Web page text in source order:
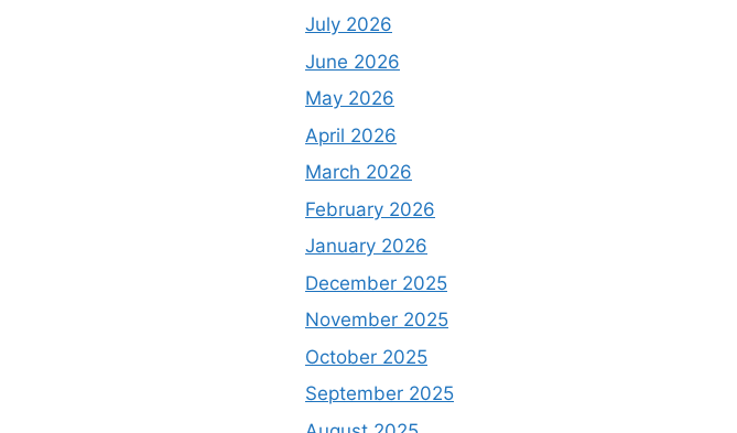
July 2026
June 2026
May 2026
April 2026
March 2026
February 2026
January 2026
December 2025
November 2025
October 2025
September 2025